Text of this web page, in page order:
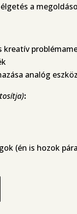
a
kreatív
analóg
:
(én is hozok